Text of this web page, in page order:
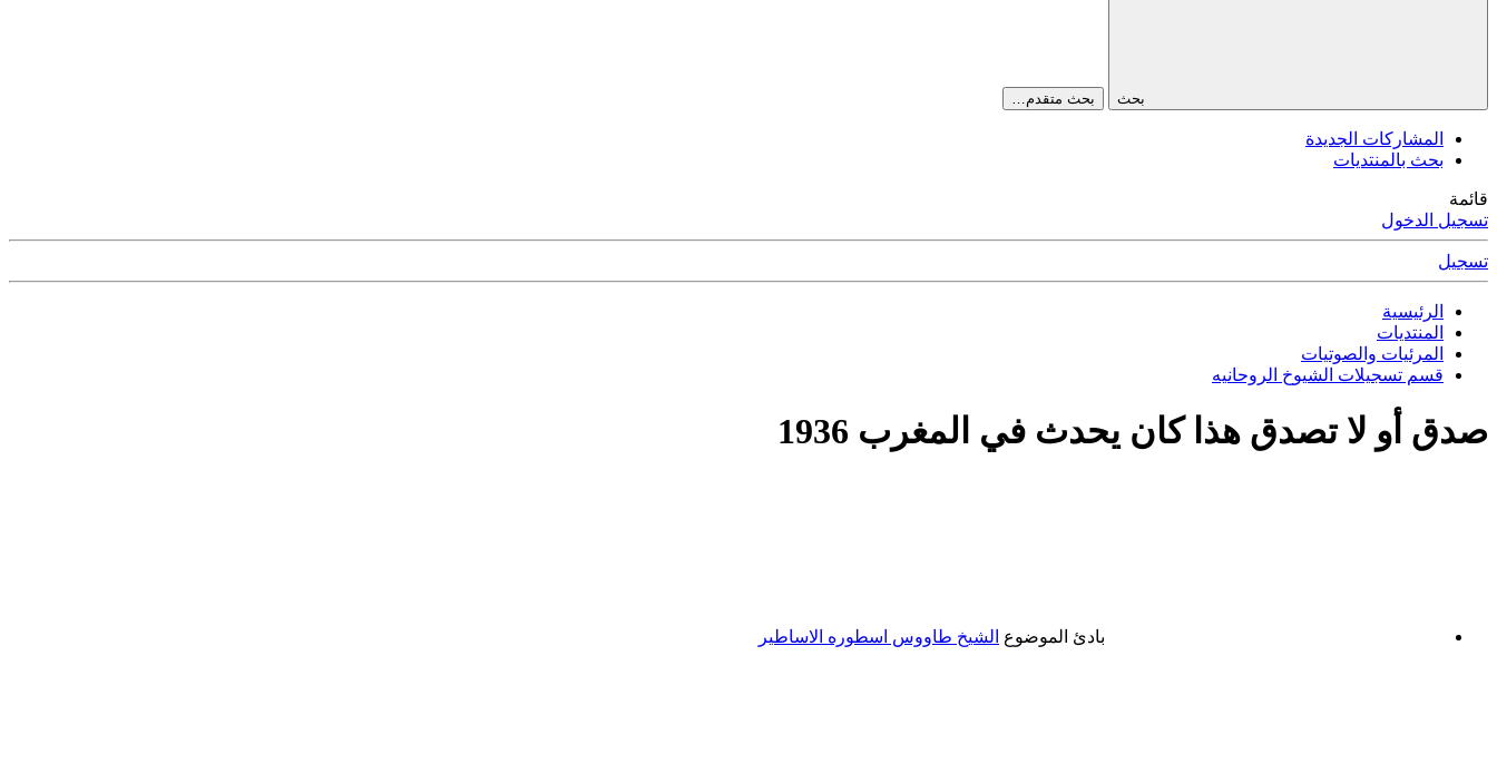
بحث بحث متقدم…
المشاركات الجديدة
بحث بالمنتديات
قائمة
تسجيل الدخول
تسجيل
الرئيسية
المنتديات
المرئيات والصوتيات
قسم تسجيلات الشيوخ الروحانيه
صدق أو لا تصدق هذا كان يحدث في المغرب 1936
بادئ الموضوع الشيخ طاووس اسطوره الاساطير